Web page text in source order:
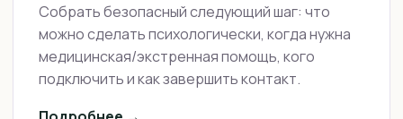
Собрать безопасный следующий шаг: что
можно сделать психологически, когда нужна
медицинская/экстренная помощь, кого
подключить и как завершить контакт.